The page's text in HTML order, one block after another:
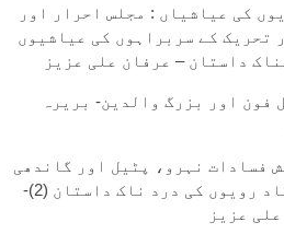
کی عیاشیاں : مجلس احرار اور
تحریک کے سربراہوں کی عیاشیوں
داستان – عرفان علی عزیز
فون اور بزرگ والدین- بریرہ
فسادات نہرو، پٹیل اور گاندھی
کے متضاد رویوں کی درد ناک داستان (2)-
عزیز